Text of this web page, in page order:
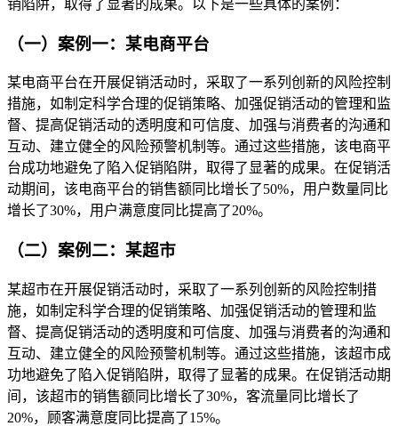
销陷阱，取得了显著的成果。以下是一些具体的案例：
（一）案例一：某电商平台
某电商平台在开展促销活动时，采取了一系列创新的风险控制
措施，如制定科学合理的促销策略、加强促销活动的管理和监
督、提高促销活动的透明度和可信度、加强与消费者的沟通和
互动、建立健全的风险预警机制等。通过这些措施，该电商平
台成功地避免了陷入促销陷阱，取得了显著的成果。在促销活
动期间，该电商平台的销售额同比增长了50%，用户数量同比
增长了30%，用户满意度同比提高了20%。
（二）案例二：某超市
某超市在开展促销活动时，采取了一系列创新的风险控制措
施，如制定科学合理的促销策略、加强促销活动的管理和监
督、提高促销活动的透明度和可信度、加强与消费者的沟通和
互动、建立健全的风险预警机制等。通过这些措施，该超市成
功地避免了陷入促销陷阱，取得了显著的成果。在促销活动期
间，该超市的销售额同比增长了30%，客流量同比增长了
20%，顾客满意度同比提高了15%。